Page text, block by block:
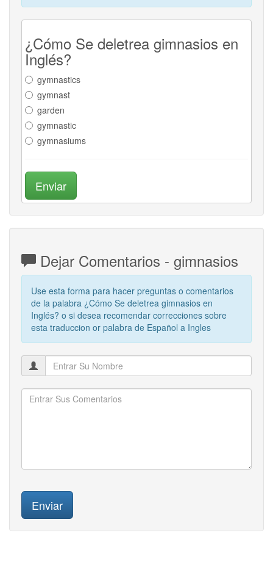
¿Cómo Se deletrea gimnasios en
Inglés?
gymnastics
gymnast
garden
gymnastic
gymnasiums
Enviar
Dejar Comentarios - gimnasios
Use esta forma para hacer preguntas o comentarios
de la palabra ¿Cómo Se deletrea gimnasios en
Inglés? o si desea recomendar correcciones sobre
esta traduccion or palabra de Español a Ingles